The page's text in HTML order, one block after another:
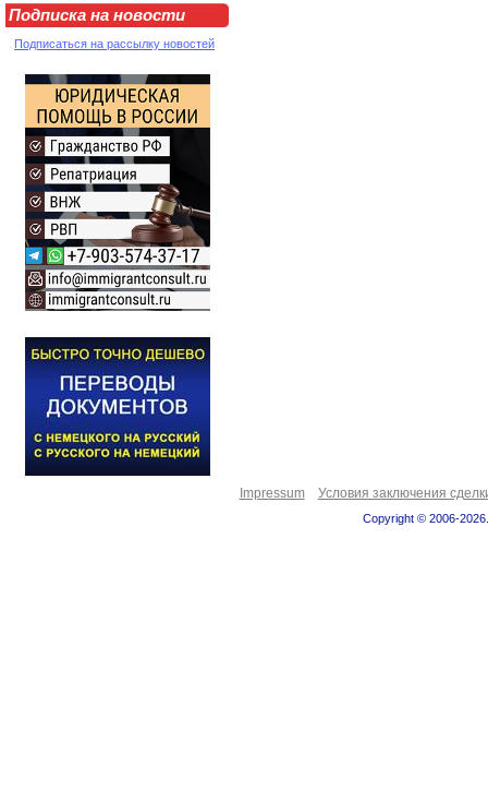
Подписка на новости
Подписаться на рассылку новостей
Impressum Условия заключения
Copyright © 2006-